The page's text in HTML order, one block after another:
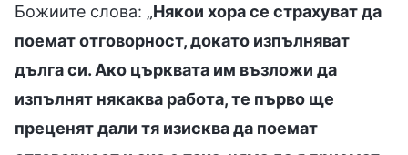
Божиите слова: „Някои хора се страхуват да
поемат отговорност, докато изпълняват
дълга си. Ако църквата им възложи да
изпълнят някаква работа, те първо ще
преценят дали тя изисква да поемат